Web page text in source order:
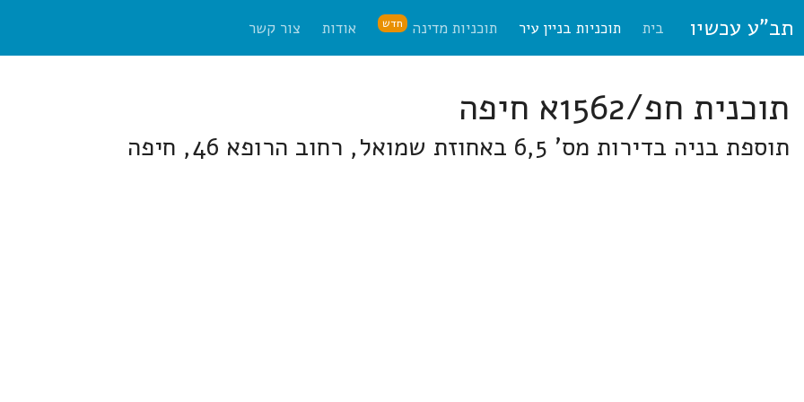
תב"ע עכשיו בית תוכניות בניין עיר תוכניות מדינה חדש אודות צור קשר
תוכנית חפ/1562א חיפה
תוספת בניה בדירות מס' 6,5 באחוזת שמואל, רחוב הרופא 46, חיפה